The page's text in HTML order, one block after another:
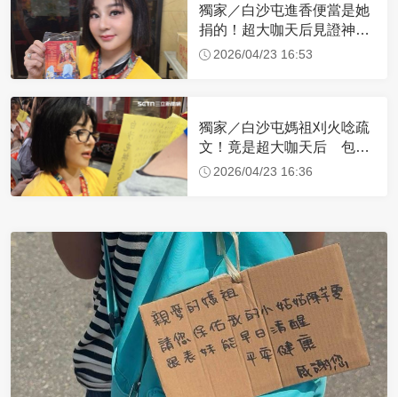
獨家／白沙屯進香便當是她
捐的！超大咖天后見證神
蹟 一靠近媽祖就爆哭
2026/04/23 16:53
獨家／白沙屯媽祖刈火唸疏
文！竟是超大咖天后 包尿
布忍尿5小時不喊累
2026/04/23 16:36